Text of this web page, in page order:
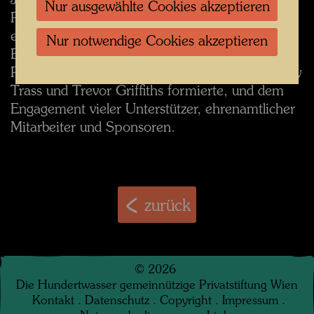
Projekts im Jahr 2015 durch ein Referendum
entschieden. Die Realisierung ist einer
Bürgerinitiative zu verdanken, die sich als
Prosper Northland Trust unter Ian Reeves, Barry
Trass und Trevor Griffiths formierte, und dem
Engagement vieler Unterstützer, ehrenamtlicher
Mitarbeiter und Sponsoren.
zurück
© 2026
Die Hundertwasser gemeinnützige Privatstiftung Wien
Kontakt . Datenschutz . Copyright . Impressum .
Nur ausgewählte Cookies akzeptieren
Nur notwendige Cookies akzeptieren